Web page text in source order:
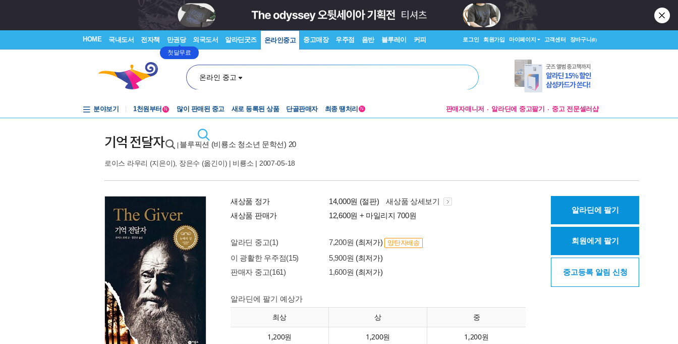
HOME 국내도서 전자책 만권당
첫달무료
외국도서 알라딘굿즈 온라인중고 중고매장 우주점 음반 블루레이 커피 로그인 회원가입 마이페이지 고객센터 장바구니(0)
온라인 중고
분야보기
1천원부터
N 많이 판매된 중고 새로 등록된 상품 단골판매자 최종 땡처리 N 판매자매니저 알라딘에 중고팔기 중고 전문셀러샵
기억 전달자 블루픽션 (비룡소 청소년 문학선) 20
로이스 라우리 (지은이), 장은수 (옮긴이) | 비룡소 | 2007-05-18
새상품 정가 14,000원 (절판)
새상품 상세보기
새상품 판매가
12,600원 + 마일리지 700원
알라딘 중고(1) 7,200원 (최저가) 양탄자배송
이 광활한 우주점(15) 5,900원 (최저가)
판매자 중고(161)
1,600원 (최저가)
알라딘에 팔기 예상가
최상 상 중
1,200원 1,200원 1,200원
알라딘에 팔기
회원에게 팔기
중고등록 알림 신청